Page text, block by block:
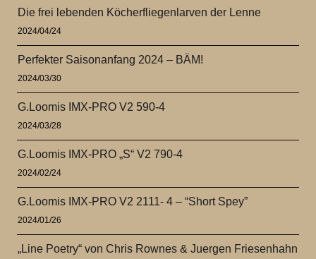
Die frei lebenden Köcherfliegenlarven der Lenne
2024/04/24
Perfekter Saisonanfang 2024 – BÄM!
2024/03/30
G.Loomis IMX-PRO V2 590-4
2024/03/28
G.Loomis IMX-PRO „S“ V2 790-4
2024/02/24
G.Loomis IMX-PRO V2 2111- 4 – “Short Spey”
2024/01/26
„Line Poetry“ von Chris Rownes & Juergen Friesenhahn